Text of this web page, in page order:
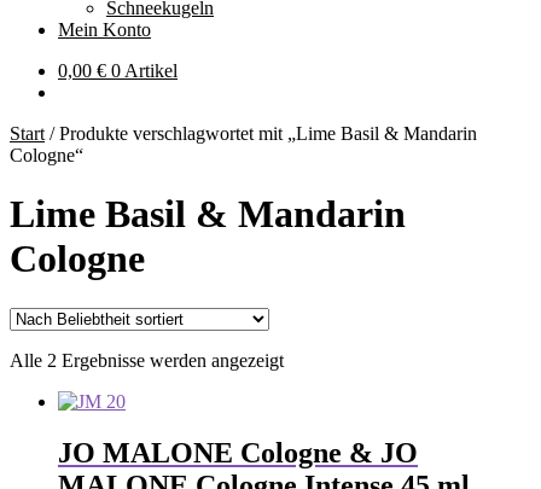
Schneekugeln
Mein Konto
0,00 € 0 Artikel
Start /Produkte verschlagwortet mit „Lime Basil & Mandarin
Cologne“
Lime Basil & Mandarin
Cologne
Alle 2 Ergebnisse werden angezeigtNach
JO MALONE Cologne & JO